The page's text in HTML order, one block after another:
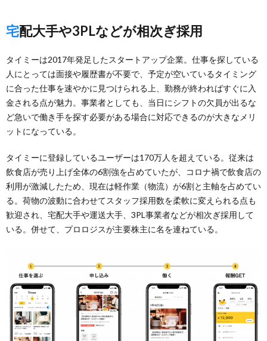
宅配大手や3PLなどが相次ぎ採用
タイミーは2017年発足したスタートアップ企業。仕事を探している
人にとっては面接や履歴書が不要で、予定が空いているタイミング
に合った仕事を速やかに見つけられる上、勤務が終わればすぐに入
金される点が魅力。事業者としても、当日にシフトの欠員が出るな
ど急いで働き手を探す必要がある場合に対応できるのが大きなメリ
ットになっている。
タイミーに登録しているユーザーは170万人を超えている。従来は
飲食店が売り上げ全体の6割強を占めていたが、コロナ禍で飲食店の
利用が激減したため、現在は軽作業（物流）が6割と主軸を占めてい
る。荷物の波動に合わせてスタッフ採用数を柔軟に変えられる点も
歓迎され、宅配大手や運送大手、3PL事業者などが相次ぎ採用して
いる。併せて、プロロジスが主要株主に名を連ねている。